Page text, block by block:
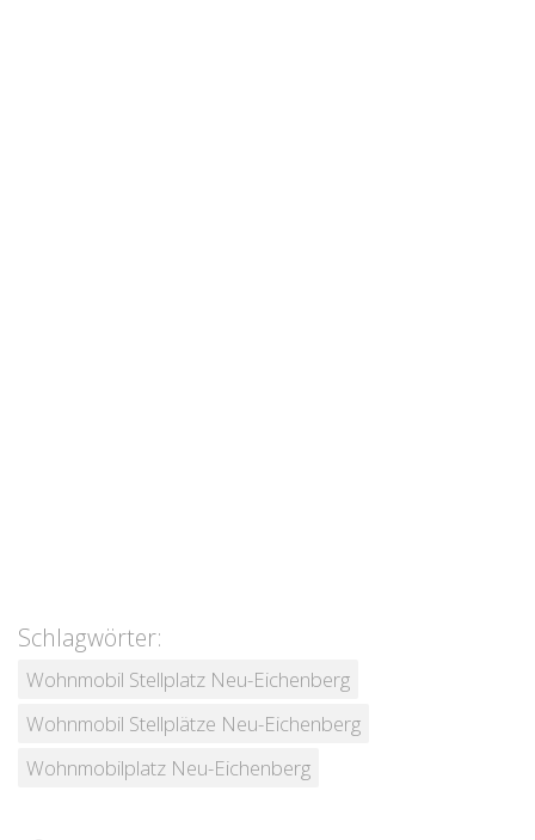
Schlagwörter:
Wohnmobil Stellplatz Neu-Eichenberg
Wohnmobil Stellplätze Neu-Eichenberg
Wohnmobilplatz Neu-Eichenberg